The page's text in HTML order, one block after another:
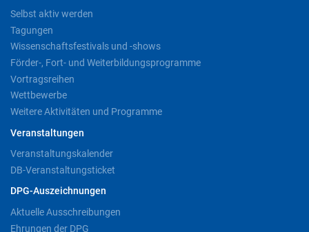
Selbst aktiv werden
Tagungen
Wissenschaftsfestivals und -shows
Förder-, Fort- und Weiterbildungsprogramme
Vortragsreihen
Wettbewerbe
Weitere Aktivitäten und Programme
Veranstaltungen
Veranstaltungskalender
DB-Veranstaltungsticket
DPG-Auszeichnungen
Aktuelle Ausschreibungen
Ehrungen der DPG